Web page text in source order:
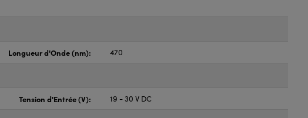
Longueur d'Onde (nm): 470
Tension d'Entrée (V): 19 - 30 V DC